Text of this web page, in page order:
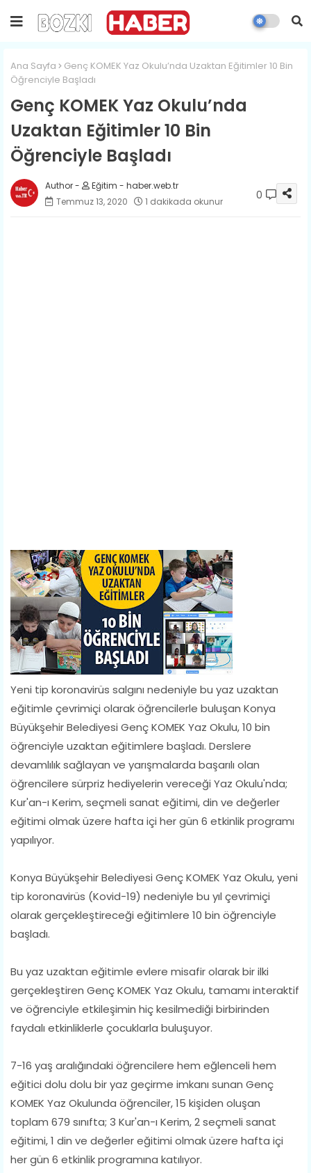
Ana Sayfa
Genç KOMEK Yaz Okulu’nda Uzaktan Eğitimler 10 Bin
Öğrenciyle Başladı
Genç KOMEK Yaz Okulu’nda
Uzaktan Eğitimler 10 Bin
Öğrenciyle Başladı
Eğitim - haber.web.tr
Temmuz 13, 2020
1 dakikada okunur 0
Yeni tip koronavirüs salgını nedeniyle bu yaz uzaktan
eğitimle çevrimiçi olarak öğrencilerle buluşan Konya
Büyükşehir Belediyesi Genç KOMEK Yaz Okulu, 10 bin
öğrenciyle uzaktan eğitimlere başladı. Derslere
devamlılık sağlayan ve yarışmalarda başarılı olan
öğrencilere sürpriz hediyelerin vereceği Yaz Okulu'nda;
Kur'an-ı Kerim, seçmeli sanat eğitimi, din ve değerler
eğitimi olmak üzere hafta içi her gün 6 etkinlik programı
yapılıyor.
Konya Büyükşehir Belediyesi Genç KOMEK Yaz Okulu, yeni
tip koronavirüs (Kovid-19) nedeniyle bu yıl çevrimiçi
olarak gerçekleştireceği eğitimlere 10 bin öğrenciyle
başladı.
Bu yaz uzaktan eğitimle evlere misafir olarak bir ilki
gerçekleştiren Genç KOMEK Yaz Okulu, tamamı interaktif
ve öğrenciyle etkileşimin hiç kesilmediği birbirinden
faydalı etkinliklerle çocuklarla buluşuyor.
7-16 yaş aralığındaki öğrencilere hem eğlenceli hem
eğitici dolu dolu bir yaz geçirme imkanı sunan Genç
KOMEK Yaz Okulunda öğrenciler, 15 kişiden oluşan
toplam 679 sınıfta; 3 Kur'an-ı Kerim, 2 seçmeli sanat
eğitimi, 1 din ve değerler eğitimi olmak üzere hafta içi
her gün 6 etkinlik programına katılıyor.